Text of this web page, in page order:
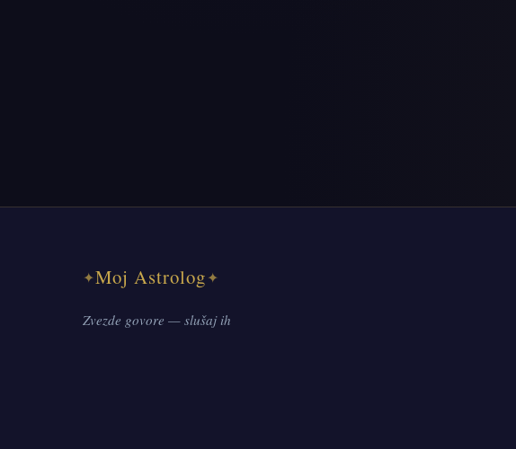
✦Moj Astrolog✦
Zvezde govore — slušaj ih